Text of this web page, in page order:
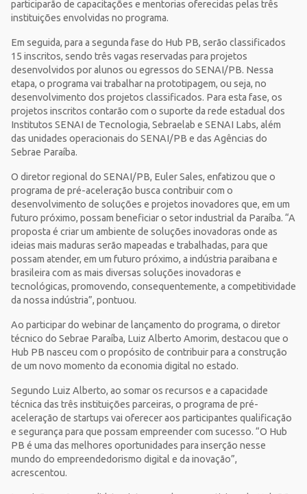
participarão de capacitações e mentorias oferecidas pelas três
instituições envolvidas no programa.
Em seguida, para a segunda fase do Hub PB, serão classificados
15 inscritos, sendo três vagas reservadas para projetos
desenvolvidos por alunos ou egressos do SENAI/PB. Nessa
etapa, o programa vai trabalhar na prototipagem, ou seja, no
desenvolvimento dos projetos classificados. Para esta fase, os
projetos inscritos contarão com o suporte da rede estadual dos
Institutos SENAI de Tecnologia, Sebraelab e SENAI Labs, além
das unidades operacionais do SENAI/PB e das Agências do
Sebrae Paraíba.
O diretor regional do SENAI/PB, Euler Sales, enfatizou que o
programa de pré-aceleração busca contribuir com o
desenvolvimento de soluções e projetos inovadores que, em um
futuro próximo, possam beneficiar o setor industrial da Paraíba. “A
proposta é criar um ambiente de soluções inovadoras onde as
ideias mais maduras serão mapeadas e trabalhadas, para que
possam atender, em um futuro próximo, a indústria paraibana e
brasileira com as mais diversas soluções inovadoras e
tecnológicas, promovendo, consequentemente, a competitividade
da nossa indústria”, pontuou.
Ao participar do webinar de lançamento do programa, o diretor
técnico do Sebrae Paraíba, Luiz Alberto Amorim, destacou que o
Hub PB nasceu com o propósito de contribuir para a construção
de um novo momento da economia digital no estado.
Segundo Luiz Alberto, ao somar os recursos e a capacidade
técnica das três instituições parceiras, o programa de pré-
aceleração de startups vai oferecer aos participantes qualificação
e segurança para que possam empreender com sucesso. “O Hub
PB é uma das melhores oportunidades para inserção nesse
mundo do empreendedorismo digital e da inovação”,
acrescentou.